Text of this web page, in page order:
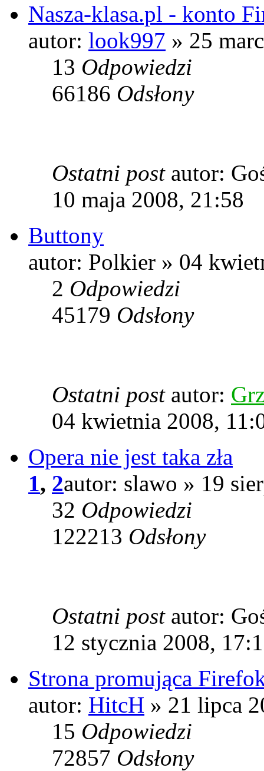
Nasza-klasa.pl - konto
autor: look997 » 25
13 Odpowiedzi
66186 Odsłony
Ostatni post autor:
10 maja 2008, 21:58
Buttony
autor: Polkier » 04
2 Odpowiedzi
45179 Odsłony
Ostatni post autor:
04 kwietnia 2008,
Opera nie jest taka zła
1, 2autor: slawo » 19
32 Odpowiedzi
122213 Odsłony
Ostatni post autor:
12 stycznia 2008,
Strona promująca
autor: HitcH » 21 lipca
15 Odpowiedzi
72857 Odsłony